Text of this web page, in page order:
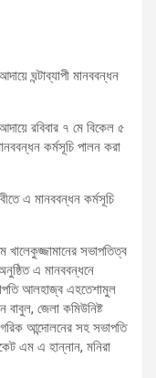
ঘন্টাব্যাপী মানববন্ধন
রবিবার ৭ মে বিকেল ৫
কর্মসূচি পালন করা
এ মানববন্ধন কর্মসূচি
সভাপতিত্ব
এ মানববন্ধনে
আলহাজ্ব এহতেশামুল
জেলা কমিউনিষ্ট
আন্দোলনের সহ সভাপতি
এম এ হান্নান, মনিরা